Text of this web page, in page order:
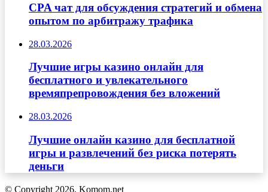
CPA чат для обсуждения стратегий и обмена
опытом по арбитражу трафика
28.03.2026
Лучшие игры казино онлайн для
бесплатного и увлекательного
времяпрепровождения без вложений
28.03.2026
Лучшие онлайн казино для бесплатной
игры и развлечений без риска потерять
деньги
© Copyright 2026, Komom.net